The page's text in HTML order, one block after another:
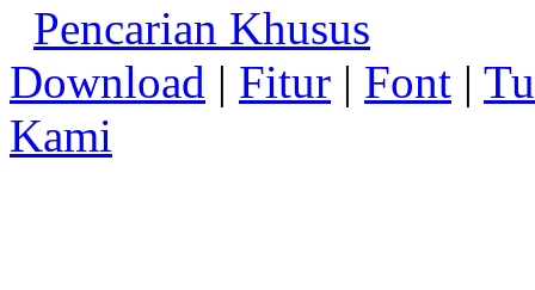
Pencarian Khusus
Download | Fitur | Font |
Kami